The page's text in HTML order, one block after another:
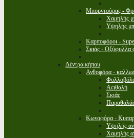
Μπορντούρας -
Χαμηλής
Υψηλής
Καρποφόροι -
Σκιάς - Οξύφυλλα
Δέντρα κήπου
Ανθοφόρα -
Αειθαλή
Σκιάς
Κωνοφόρα -
Υψηλής
Χαμηλής